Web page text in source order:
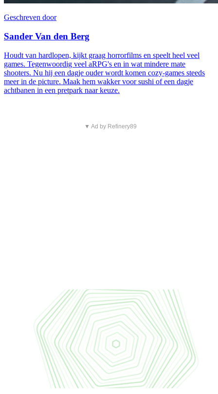
Geschreven door
Sander Van den Berg
Houdt van hardlopen, kijkt graag horrorfilms en speelt heel veel
games. Tegenwoordig veel aRPG's en in wat mindere mate
shooters. Nu hij een dagje ouder wordt komen cozy-games steeds
meer in de picture. Maak hem wakker voor sushi of een dagje
achtbanen in een pretpark naar keuze.
▼ Ad by Refinery89